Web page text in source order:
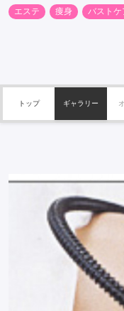
エステ 痩身 バストケ
トップ ギャラリー